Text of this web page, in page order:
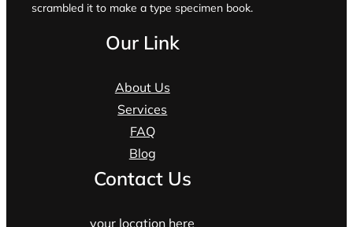
scrambled it to make a type specimen book.
Our Link
About Us
Services
FAQ
Blog
Contact Us
your location here